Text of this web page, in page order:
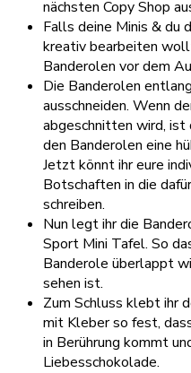
nächsten Copy Shop
Falls deine Minis & du
kreativ bearbeiten
Banderolen vor dem
Die Banderolen
ausschneiden. Wenn
abgeschnitten wird, ist
den Banderolen eine
Jetzt könnt ihr eure
Botschaften in die
schreiben.
Nun legt ihr die
Sport Mini Tafel. So
Banderole überlappt
sehen ist.
Zum Schluss klebt ihr
mit Kleber so fest,
in Berührung kommt
Liebesschokolade.